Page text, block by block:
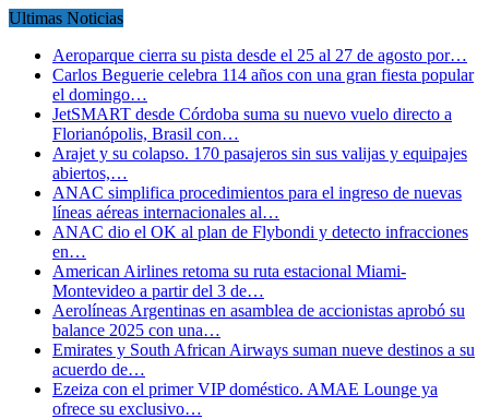
Ultimas Noticias
Aeroparque cierra su pista desde el 25 al 27 de agosto por…
Carlos Beguerie celebra 114 años con una gran fiesta popular
el domingo…
JetSMART desde Córdoba suma su nuevo vuelo directo a
Florianópolis, Brasil con…
Arajet y su colapso. 170 pasajeros sin sus valijas y equipajes
abiertos,…
ANAC simplifica procedimientos para el ingreso de nuevas
líneas aéreas internacionales al…
ANAC dio el OK al plan de Flybondi y detecto infracciones
en…
American Airlines retoma su ruta estacional Miami-
Montevideo a partir del 3 de…
Aerolíneas Argentinas en asamblea de accionistas aprobó su
balance 2025 con una…
Emirates y South African Airways suman nueve destinos a su
acuerdo de…
Ezeiza con el primer VIP doméstico. AMAE Lounge ya
ofrece su exclusivo…